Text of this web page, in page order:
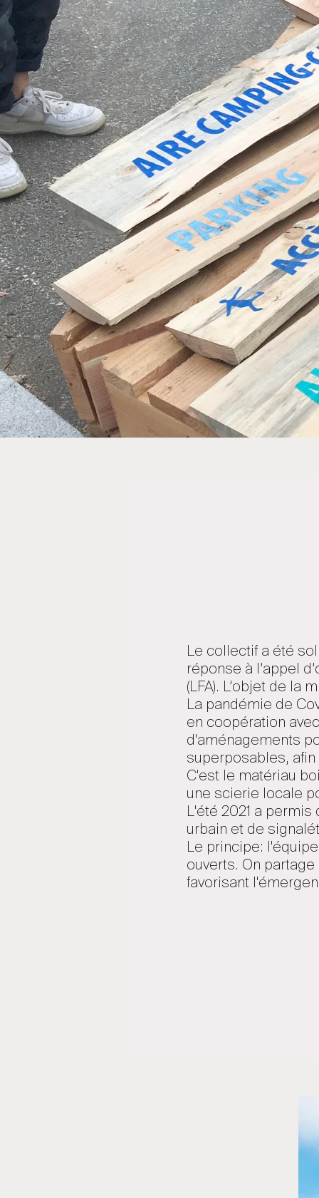
Le collectif a été
réponse à l’appel
(LFA). L’objet de
La pandémie de
en coopération
d'aménagements
superposables,
C'est le matériau
une scierie locale
L'été 2021 a
urbain et de
Le principe:
ouverts. On
favorisant